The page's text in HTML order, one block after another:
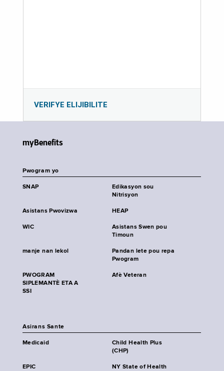
VERIFYE ELIJIBILITE
myBenefits
Pwogram yo
SNAP
Edikasyon sou
Nitrisyon
Asistans Pwovizwa HEAP
WIC
Asistans Swen pou
Timoun
manje nan lekol
Pandan lete pou repa
Pwogram
PWOGRAM
SIPLEMANTÈ ETA A
SSI
Afè Veteran
Asirans Sante
Medicaid
Child Health Plus
(CHP)
EPIC NY State of Health